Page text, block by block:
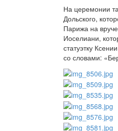
На церемонии
Дольского,
Парижа на
Иоселиани,
статуэтку
со словами: